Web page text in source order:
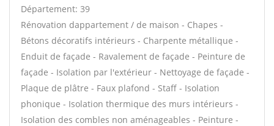
Département: 39
Rénovation dappartement / de maison - Chapes -
Bétons décoratifs intérieurs - Charpente métallique -
Enduit de façade - Ravalement de façade - Peinture de
façade - Isolation par l'extérieur - Nettoyage de façade -
Plaque de plâtre - Faux plafond - Staff - Isolation
phonique - Isolation thermique des murs intérieurs -
Isolation des combles non aménageables - Peinture -